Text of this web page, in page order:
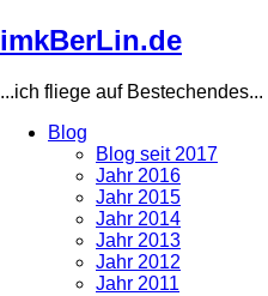
Direkt
zum
imkBerLin.de
...ich fliege auf Bestechendes...
navigation
Blog
Blog seit 2017
Jahr 2016
Jahr 2015
Jahr 2014
Jahr 2013
Jahr 2012
Jahr 2011